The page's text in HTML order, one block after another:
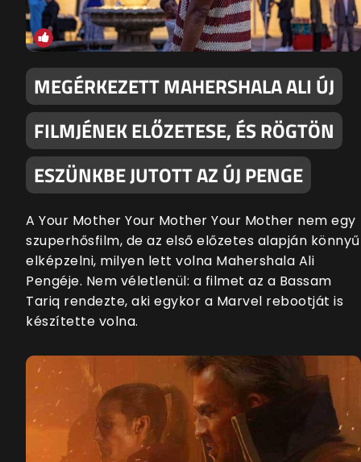
MEGÉRKEZETT MAHERSHALA ALI ÚJ
FILMJÉNEK ELŐZETESE, ÉS RÖGTÖN
ESZÜNKBE JUTOTT AZ ÚJ PENGE
A Your Mother Your Mother Your Mother nem egy
szuperhősfilm, de az első előzetes alapján könnyű
elképzelni, milyen lett volna Mahershala Ali
Pengéje. Nem véletlenül: a filmet az a Bassam
Tariq rendezte, aki egykor a Marvel rebootját is
készítette volna.